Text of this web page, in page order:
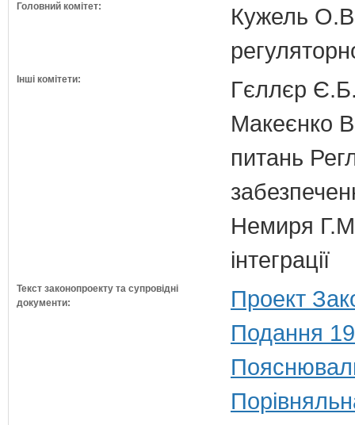
Головний комітет:
Кужель
Інші комітети:
Гєллєр
Макеєнко
питань
Немиря
інтеграції
Текст законопроекту та супровідні
документи:
Проект
Подання